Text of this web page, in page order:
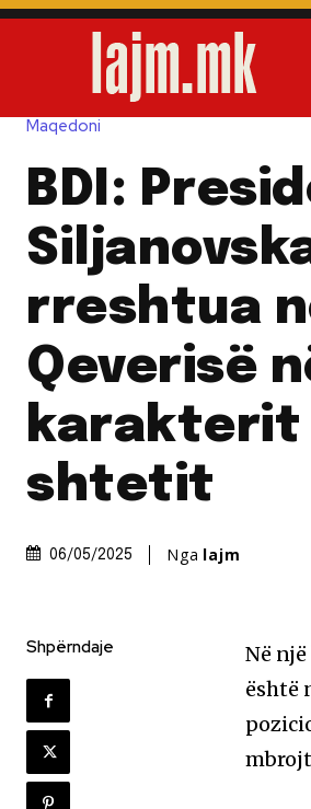
Maqedoni
BDI:
rreshtua
Qeverisë
shtetit
06/05/2025 Nga lajm
Shpërndaje
Në
është